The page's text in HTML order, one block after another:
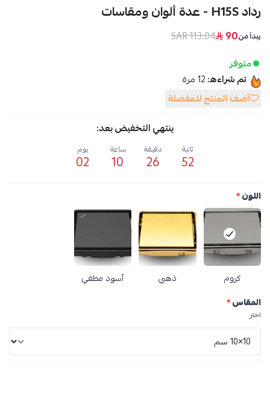
رداد H15S - عدة ألوان ومقاسات
يبدأ من90
113.04 SAR
متوفر
تم شراءه:12مرة
أضف المنتج للمفضلة
ينتهي التخفيض بعد:
52
ثانية
26
دقيقة
10
ساعة
02
يوم
اللون*
كروم ذهبي
أسود مطفي
المقاس*
اختر